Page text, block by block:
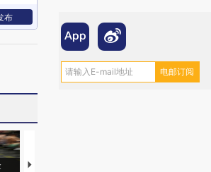
布
马航飞行员跨国走私7万